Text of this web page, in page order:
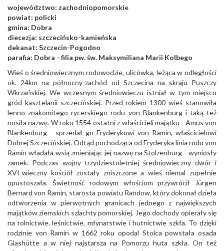
województwo: zachodniopomorskie
powiat: policki
gmina: Dobra
diecezja: szczecińsko-kamieńska
dekanat: Szczecin-Pogodno
parafia: Dobra - filia pw. św. Maksymiliana Marii Kolbego
Wieś o średniowiecznym rodowodzie, ulicówka, leżąca w odległości
ok. 24km na północny-zachód od Szczecina na skraju Puszczy
Wkrzańskiej. We wczesnym średniowieczu istniał w tym miejscu
gród kasztelanii szczecińskiej. Przed rokiem 1300 wieś stanowiła
lenno znakomitego rycerskiego rodu von Blankenburg i taką też
nosiła nazwę. W roku 1554 ostatni z właścicieli majątku - Amus von
Blankenburg - sprzedał go Fryderykowi von Ramin, właścicielowi
Dobrej Szczecińskiej. Odtąd pochodząca od Fryderyka linia rodu von
Ramin władała wsią zmieniając jej nazwę na Stolzenburg - wyniosły
zamek. Podczas wojny trzydziestoletniej średniowieczny dwór i
XVI-wieczny kościół zostały zniszczone a wieś niemal zupełnie
opustoszała. Świetność rodowym włościom przywrócił Jürgen
Bernard von Ramin, starosta powiatu Randow, który dokonał dzieła
odtworzenia w pierwotnych granicach jednego z największych
majątków ziemskich szlachty pomorskiej. Jego dochody opierały się
na rolnictwie, leśnictwie, młynarstwie i hutnictwie szkła. To dzięki
rodzinie von Ramin w 1662 roku opodal Stolca powstała osada
Glashütte a w niej najstarsza na Pomorzu huta szkła. On też